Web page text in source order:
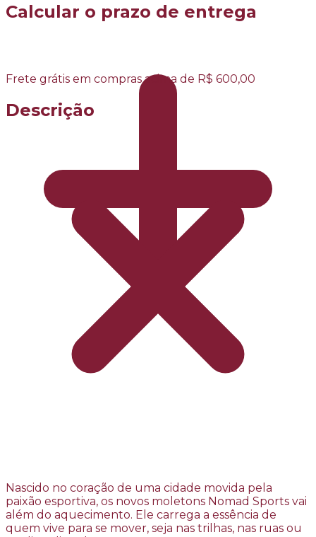
Calcular o prazo de entrega
Frete grátis em compras acima de R$ 600,00
Descrição
Nascido no coração de uma cidade movida pela
paixão esportiva, os novos moletons Nomad Sports vai
além do aquecimento. Ele carrega a essência de
quem vive para se mover, seja nas trilhas, nas ruas ou